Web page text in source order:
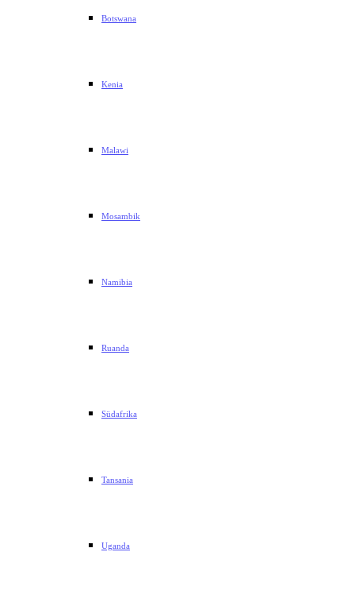
Botswana
Kenia
Malawi
Mosambik
Namibia
Ruanda
Südafrika
Tansania
Uganda